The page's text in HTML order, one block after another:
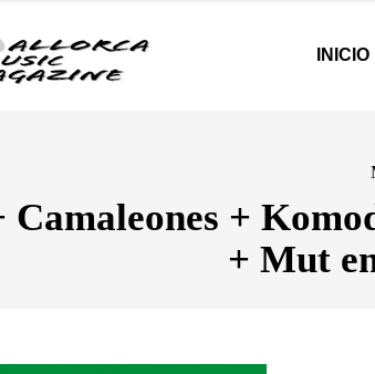
INICIO
Camaleones +
+ Mut